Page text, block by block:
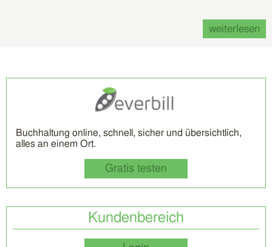
weiterlesen
Buchhaltung online, schnell, sicher und übersichtlich,
alles an einem Ort.
Gratis testen
Kundenbereich